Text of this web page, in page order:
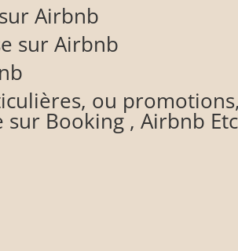
Airbnb
sur Airbnb
ou
Booking , Airbnb